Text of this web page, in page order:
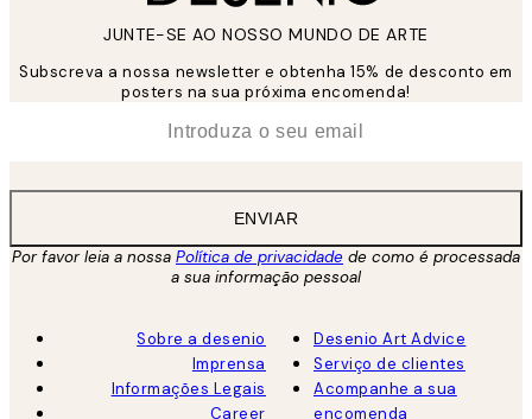
JUNTE-SE AO NOSSO MUNDO DE ARTE
Subscreva a nossa newsletter e obtenha 15% de desconto em
posters na sua próxima encomenda!
ENVIAR
Por favor leia a nossa Política de privacidade de como é processada
a sua informação pessoal
Sobre a desenio
Imprensa
Informações Legais
Career
Desenio Art Advice
Serviço de clientes
Acompanhe a sua
encomenda